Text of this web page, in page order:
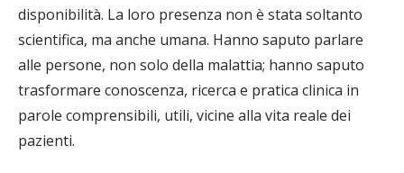
disponibilità. La loro presenza non è stata soltanto
scientifica, ma anche umana. Hanno saputo parlare
alle persone, non solo della malattia; hanno saputo
trasformare conoscenza, ricerca e pratica clinica in
parole comprensibili, utili, vicine alla vita reale dei
pazienti.